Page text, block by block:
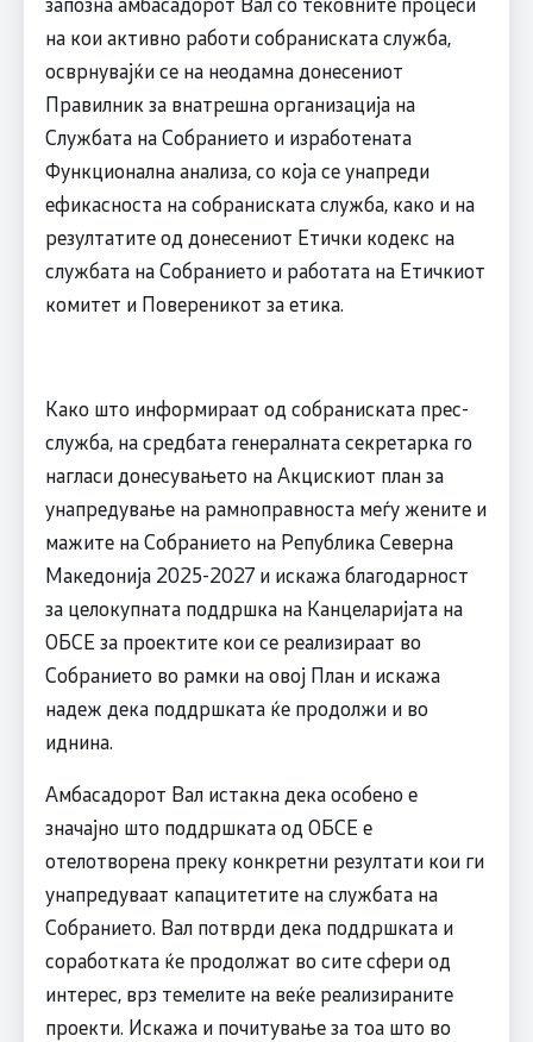
на кои активно работи собраниската служба,
осврнувајќи се на неодамна донесениот
Правилник за внатрешна организација на
Службата на Собранието и изработената
Функционална анализа, со која се унапреди
ефикасноста на собраниската служба, како и на
резултатите од донесениот Етички кодекс на
службата на Собранието и работата на Етичкиот
комитет и Повереникот за етика.
Како што информираат од собраниската прес-
служба, на средбата генералната секретарка го
нагласи донесувањето на Акцискиот план за
унапредување на рамноправноста меѓу жените и
мажите на Собранието на Република Северна
Македонија 2025-2027 и искажа благодарност
за целокупната поддршка на Канцеларијата на
ОБСЕ за проектите кои се реализираат во
Собранието во рамки на овој План и искажа
надеж дека поддршката ќе продолжи и во
иднина.
Амбасадорот Вал истакна дека особено е
значајно што поддршката од ОБСЕ е
отелотворена преку конкретни резултати кои ги
унапредуваат капацитетите на службата на
Собранието. Вал потврди дека поддршката и
соработката ќе продолжат во сите сфери од
интерес, врз темелите на веќе реализираните
проекти. Искажа и почитување за тоа што во